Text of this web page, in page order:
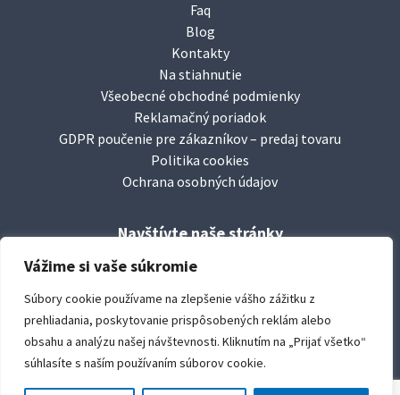
Vážime si vaše súkromie
Súbory cookie používame na zlepšenie vášho zážitku z
prehliadania, poskytovanie prispôsobených reklám alebo
obsahu a analýzu našej návštevnosti. Kliknutím na „Prijať všetko“
súhlasíte s naším používaním súborov cookie.
Faq
Blog
Kontakty
Na stiahnutie
Všeobecné obchodné podmienky
Reklamačný poriadok
GDPR poučenie pre zákazníkov – predaj tovaru
Politika cookies
Ochrana osobných údajov
Navštívte naše stránky
facebook/leierbaustoffesk
www.durisoltvarovky.sk
youtube/leierbaustoffe
copyright:Leier Baustoffe SK s.r.o.
created by:le club créative, s.r.o. © 2019